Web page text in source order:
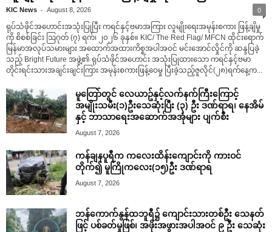
KIC News - August 8, 2026 0
ရုပ်သံဖိုင်အဟောင်းအသုံးပြုပြီး ကရင်နှင့်ဗမာအကြား လူမျိုးရေးအမုန်းစကား ဖြန့်ချိမှု
ကို စိစစ်ခြင်း ဩဂုတ် (၇) ရက်၊ ၂၀၂၆ ခုနှစ်။ KIC/ The Red Flag/ MFCN ထိုင်းရောက်
မြန်မာအလုပ်သမားများ အထောက်အထားကိစ္စအပါအဝင် မင်းအောင်လှိုင်ကို ဆန္ဒပြခဲ့
သည့် Bright Future အဖွဲ့၏ ရုပ်သံဖိုင်အဟောင်း အသုံးပြုထားသော ကရင်နှင့်ဗမာ
တိုင်းရင်းသားအချင်းချင်းကြား အမုန်းစကားဖြန့်ဝေမှု ပြီးခဲ့သည့်ဇူလိုင်(၂၈)ရက်နေ့က...
မူတြော်တွင် လေယာဥ်နှင့်လက်နက်ကြီးကြောင့်
အမျိုးသမီး(၁)ဦးသေဆုံးပြီး (၃) ဦး ဒဏ်ရာရ၊ နေအိမ်
နှင့် ဘာသာရေးအဆောက်အအုံများ ပျက်စီး
August 7, 2026
ကန်ချနပူရီက ကလေးထိန်းကျောင်းကို ကားဝင်
တိုက်၍ မူကြိုကလေး(၁၅)ဦး ဒဏ်ရာရ
August 7, 2026
ဘန်ကောက်နွန်ထဘူရီ၌ ကျောင်းသားတစ်ဦး သေနတ်
ဖြင့် ပစ်ခတ်မှုဖြစ်၊ အဖိုးအဖွားအပါအဝင် ၉ ဦး သေဆုံး